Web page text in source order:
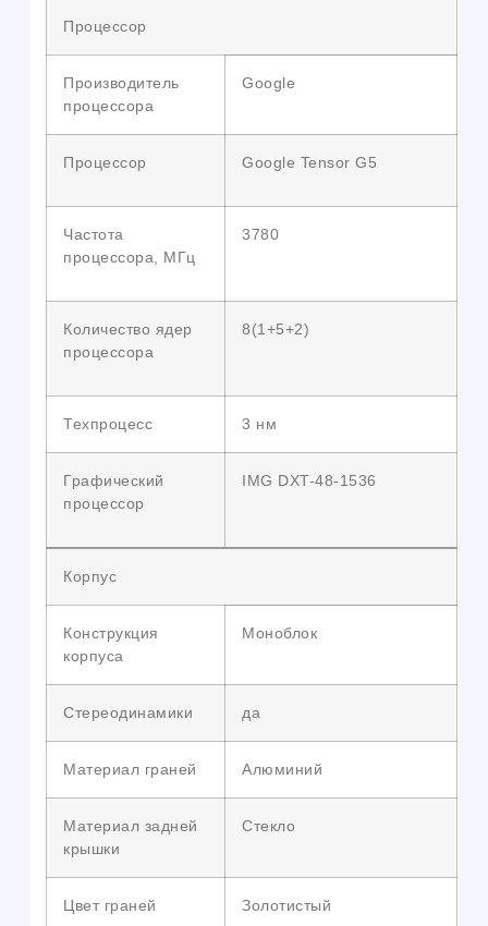
Процессор
Производитель
процессора
Google
Процессор Google Tensor G5
Частота
процессора, МГц
3780
Количество ядер
процессора
8(1+5+2)
Техпроцесс 3 нм
Графический
процессор
IMG DXT-48-1536
Корпус
Конструкция
корпуса
Моноблок
Стереодинамики да
Материал граней Алюминий
Материал задней
крышки
Стекло
Цвет граней Золотистый